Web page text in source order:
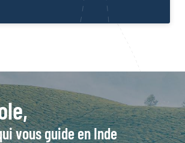
vous guide en Inde